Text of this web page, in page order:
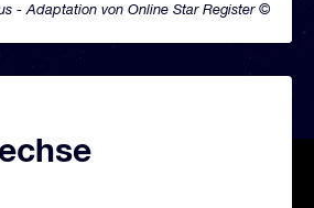
- Adaptation von Online Star Register ©